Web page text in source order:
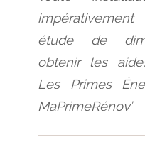
impérativement
étude de
obtenir les
Les Primes
MaPrimeRénov’